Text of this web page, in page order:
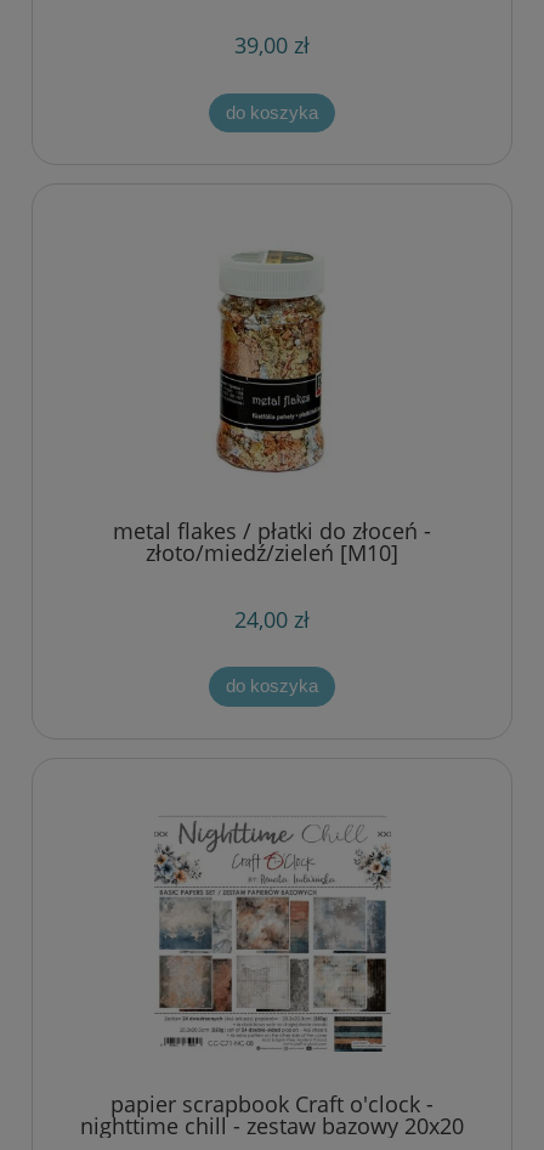
39,00 zł
do koszyka
metal flakes / płatki do złoceń -
złoto/miedź/zieleń [M10]
24,00 zł
do koszyka
papier scrapbook Craft o'clock -
nighttime chill - zestaw bazowy 20x20